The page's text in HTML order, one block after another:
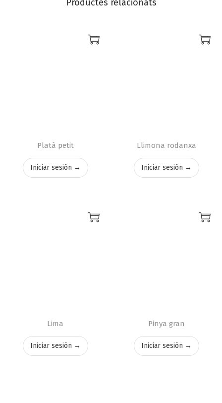
Productes relacionats
Platà petit
Iniciar sesión →
Llimona rodanxa
Iniciar sesión →
Lima
Iniciar sesión →
Pinya gran
Iniciar sesión →